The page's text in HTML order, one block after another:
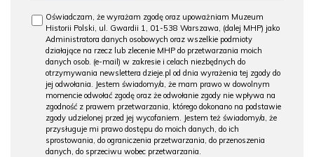
Oświadczam, że wyrażam zgodę oraz upoważniam Muzeum
Historii Polski, ul. Gwardii 1, 01-538 Warszawa, (dalej MHP) jako
Administratora danych osobowych oraz wszelkie podmioty
działające na rzecz lub zlecenie MHP do przetwarzania moich
danych osob. (e-mail) w zakresie i celach niezbędnych do
otrzymywania newslettera dzieje.pl od dnia wyrażenia tej zgody do
jej odwołania. Jestem świadomy/a, że mam prawo w dowolnym
momencie odwołać zgodę oraz że odwołanie zgody nie wpływa na
zgodność z prawem przetwarzania, którego dokonano na podstawie
zgody udzielonej przed jej wycofaniem. Jestem też świadomy/a, że
przysługuje mi prawo dostępu do moich danych, do ich
sprostowania, do ograniczenia przetwarzania, do przenoszenia
danych, do sprzeciwu wobec przetwarzania.